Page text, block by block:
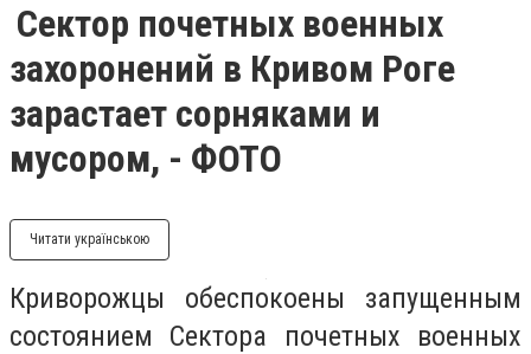
Сектор почетных военных
захоронений в Кривом Роге
зарастает сорняками и
мусором, - ФОТО
Читати українською
Криворожцы обеспокоены запущенным
состоянием Сектора почетных военных